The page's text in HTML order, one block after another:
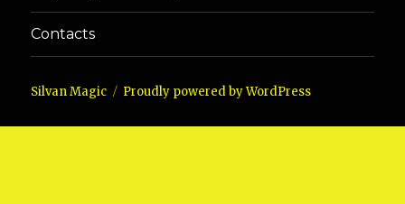
Contacts
Silvan Magic Proudly powered by WordPress